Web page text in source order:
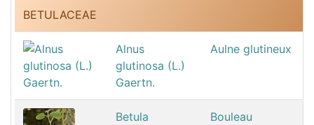
BETULACEAE
Alnus
glutinosa (L.)
Gaertn.
Aulne glutineux
Betula
Bouleau